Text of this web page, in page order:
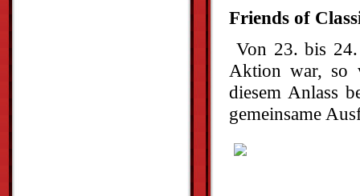
Friends of
Von 23. bis
Aktion war, so
diesem Anlass
gemeinsame